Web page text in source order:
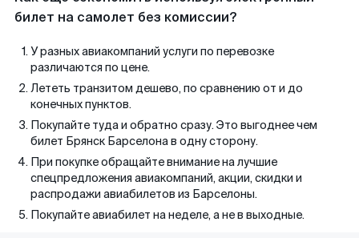
билет на самолет без комиссии?
У разных авиакомпаний услуги по перевозке
различаются по цене.
Лететь транзитом дешево, по сравнению от и до
конечных пунктов.
Покупайте туда и обратно сразу. Это выгоднее чем
билет Брянск Барселона в одну сторону.
При покупке обращайте внимание на лучшие
спецпредложения авиакомпаний, акции, скидки и
распродажи авиабилетов из Барселоны.
Покупайте авиабилет на неделе, а не в выходные.